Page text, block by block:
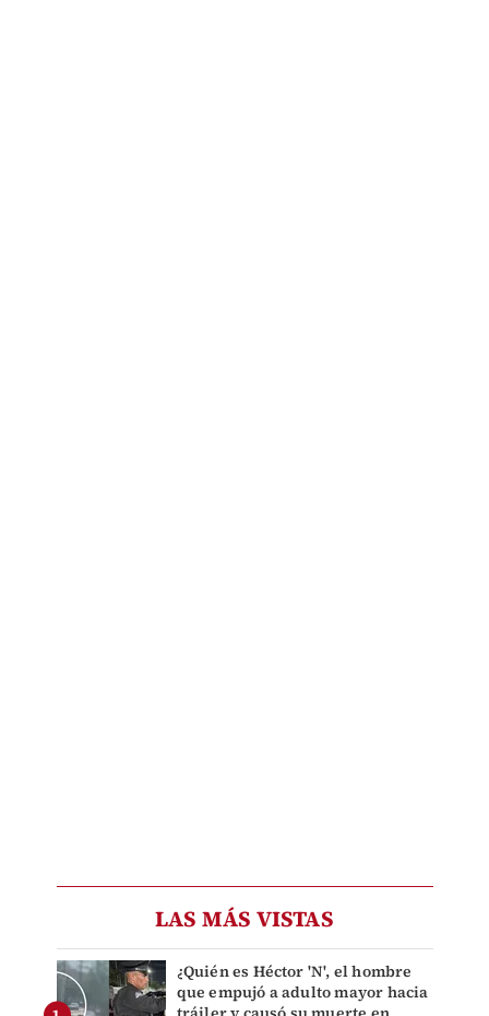
LAS MÁS VISTAS
¿Quién es Héctor 'N', el hombre
que empujó a adulto mayor hacia